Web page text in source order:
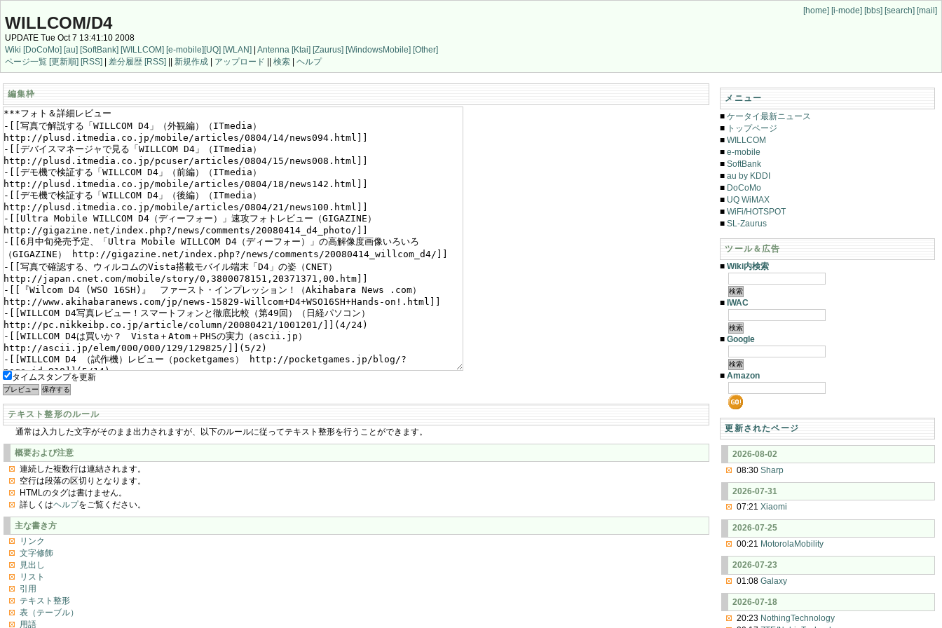
[home] [i-mode] [bbs] [search] [mail]
WILLCOM/D4
UPDATE Tue Oct 7 13:41:10 2008
Wiki [DoCoMo] [au] [SoftBank] [WILLCOM] [e-mobile][UQ] [WLAN] | Antenna [Ktai] [Zaurus] [WindowsMobile] [Other]
ページ一覧 [更新順] [RSS] | 差分履歴 [RSS] || 新規作成 | アップロード || 検索 | ヘルプ
編集枠
タイムスタンプを更新
テキスト整形のルール
通常は入力した文字がそのまま出力されますが、以下のルールに従ってテキスト整形を行うことができます。
概要および注意
連続した複数行は連結されます。
空行は段落の区切りとなります。
HTMLのタグは書けません。
詳しくはヘルプをご覧ください。
主な書き方
リンク
文字修飾
見出し
リスト
引用
テキスト整形
表（テーブル）
用語
メニュー
■ケータイ最新ニュース
■ トップページ
■WILLCOM
■e-mobile
■SoftBank
■au by KDDI
■ DoCoMo
■ UQ WiMAX
■WiFi/HOTSPOT
■SL-Zaurus
ツール＆広告
■Wiki内検索
■IWAC
■Google
■Amazon
更新されたページ
2026-08-02
08:30Sharp
2026-07-31
07:21Xiaomi
2026-07-25
00:21 MotorolaMobility
2026-07-23
01:08Galaxy
2026-07-18
20:23 NothingTechnology